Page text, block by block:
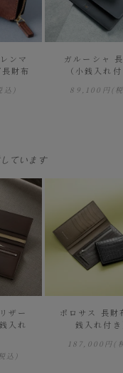
ンマ
財布
込)
ガルーシャ
（小銭入れ
89,100円(
ています
ザー
入れ
込)
ポロサス 長財
銭入れ付
187,000円(